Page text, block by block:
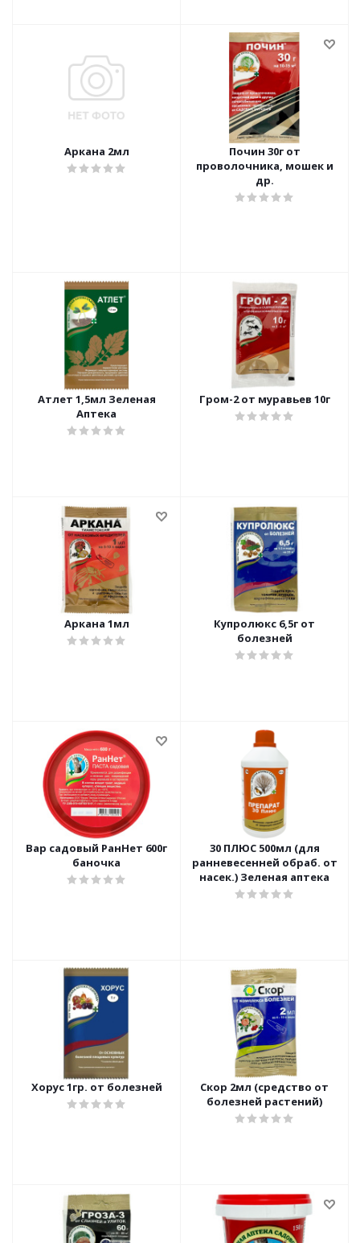
Аркана 2мл
Почин 30г от
проволочника, мошек и
др.
Атлет 1,5мл Зеленая
Аптека
Гром-2 от муравьев 10г
Аркана 1мл
Купролюкс 6,5г от
болезней
Вар садовый РанНет 600г
баночка
30 ПЛЮС 500мл (для
ранневесенней обраб. от
насек.) Зеленая аптека
Хорус 1гр. от болезней
Скор 2мл (средство от
болезней растений)